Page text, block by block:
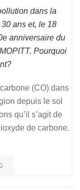
dans la
ans et, le 18
anniversaire du
Pourquoi
(CO) dans
depuis le sol
qu’il s’agit de
de carbone.